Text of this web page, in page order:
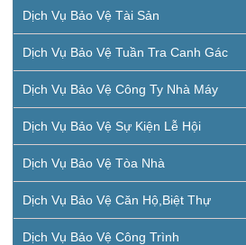
Dịch Vụ Bảo Vệ Tài Sản
Dịch Vụ Bảo Vệ Tuần Tra Canh Gác
Dịch Vụ Bảo Vệ Công Ty Nhà Máy
Dịch Vụ Bảo Vệ Sự Kiện Lễ Hội
Dịch Vụ Bảo Vệ Tòa Nhà
Dịch Vụ Bảo Vệ Căn Hộ,biệt Thự
Dịch Vụ Bảo Vệ Công Trình